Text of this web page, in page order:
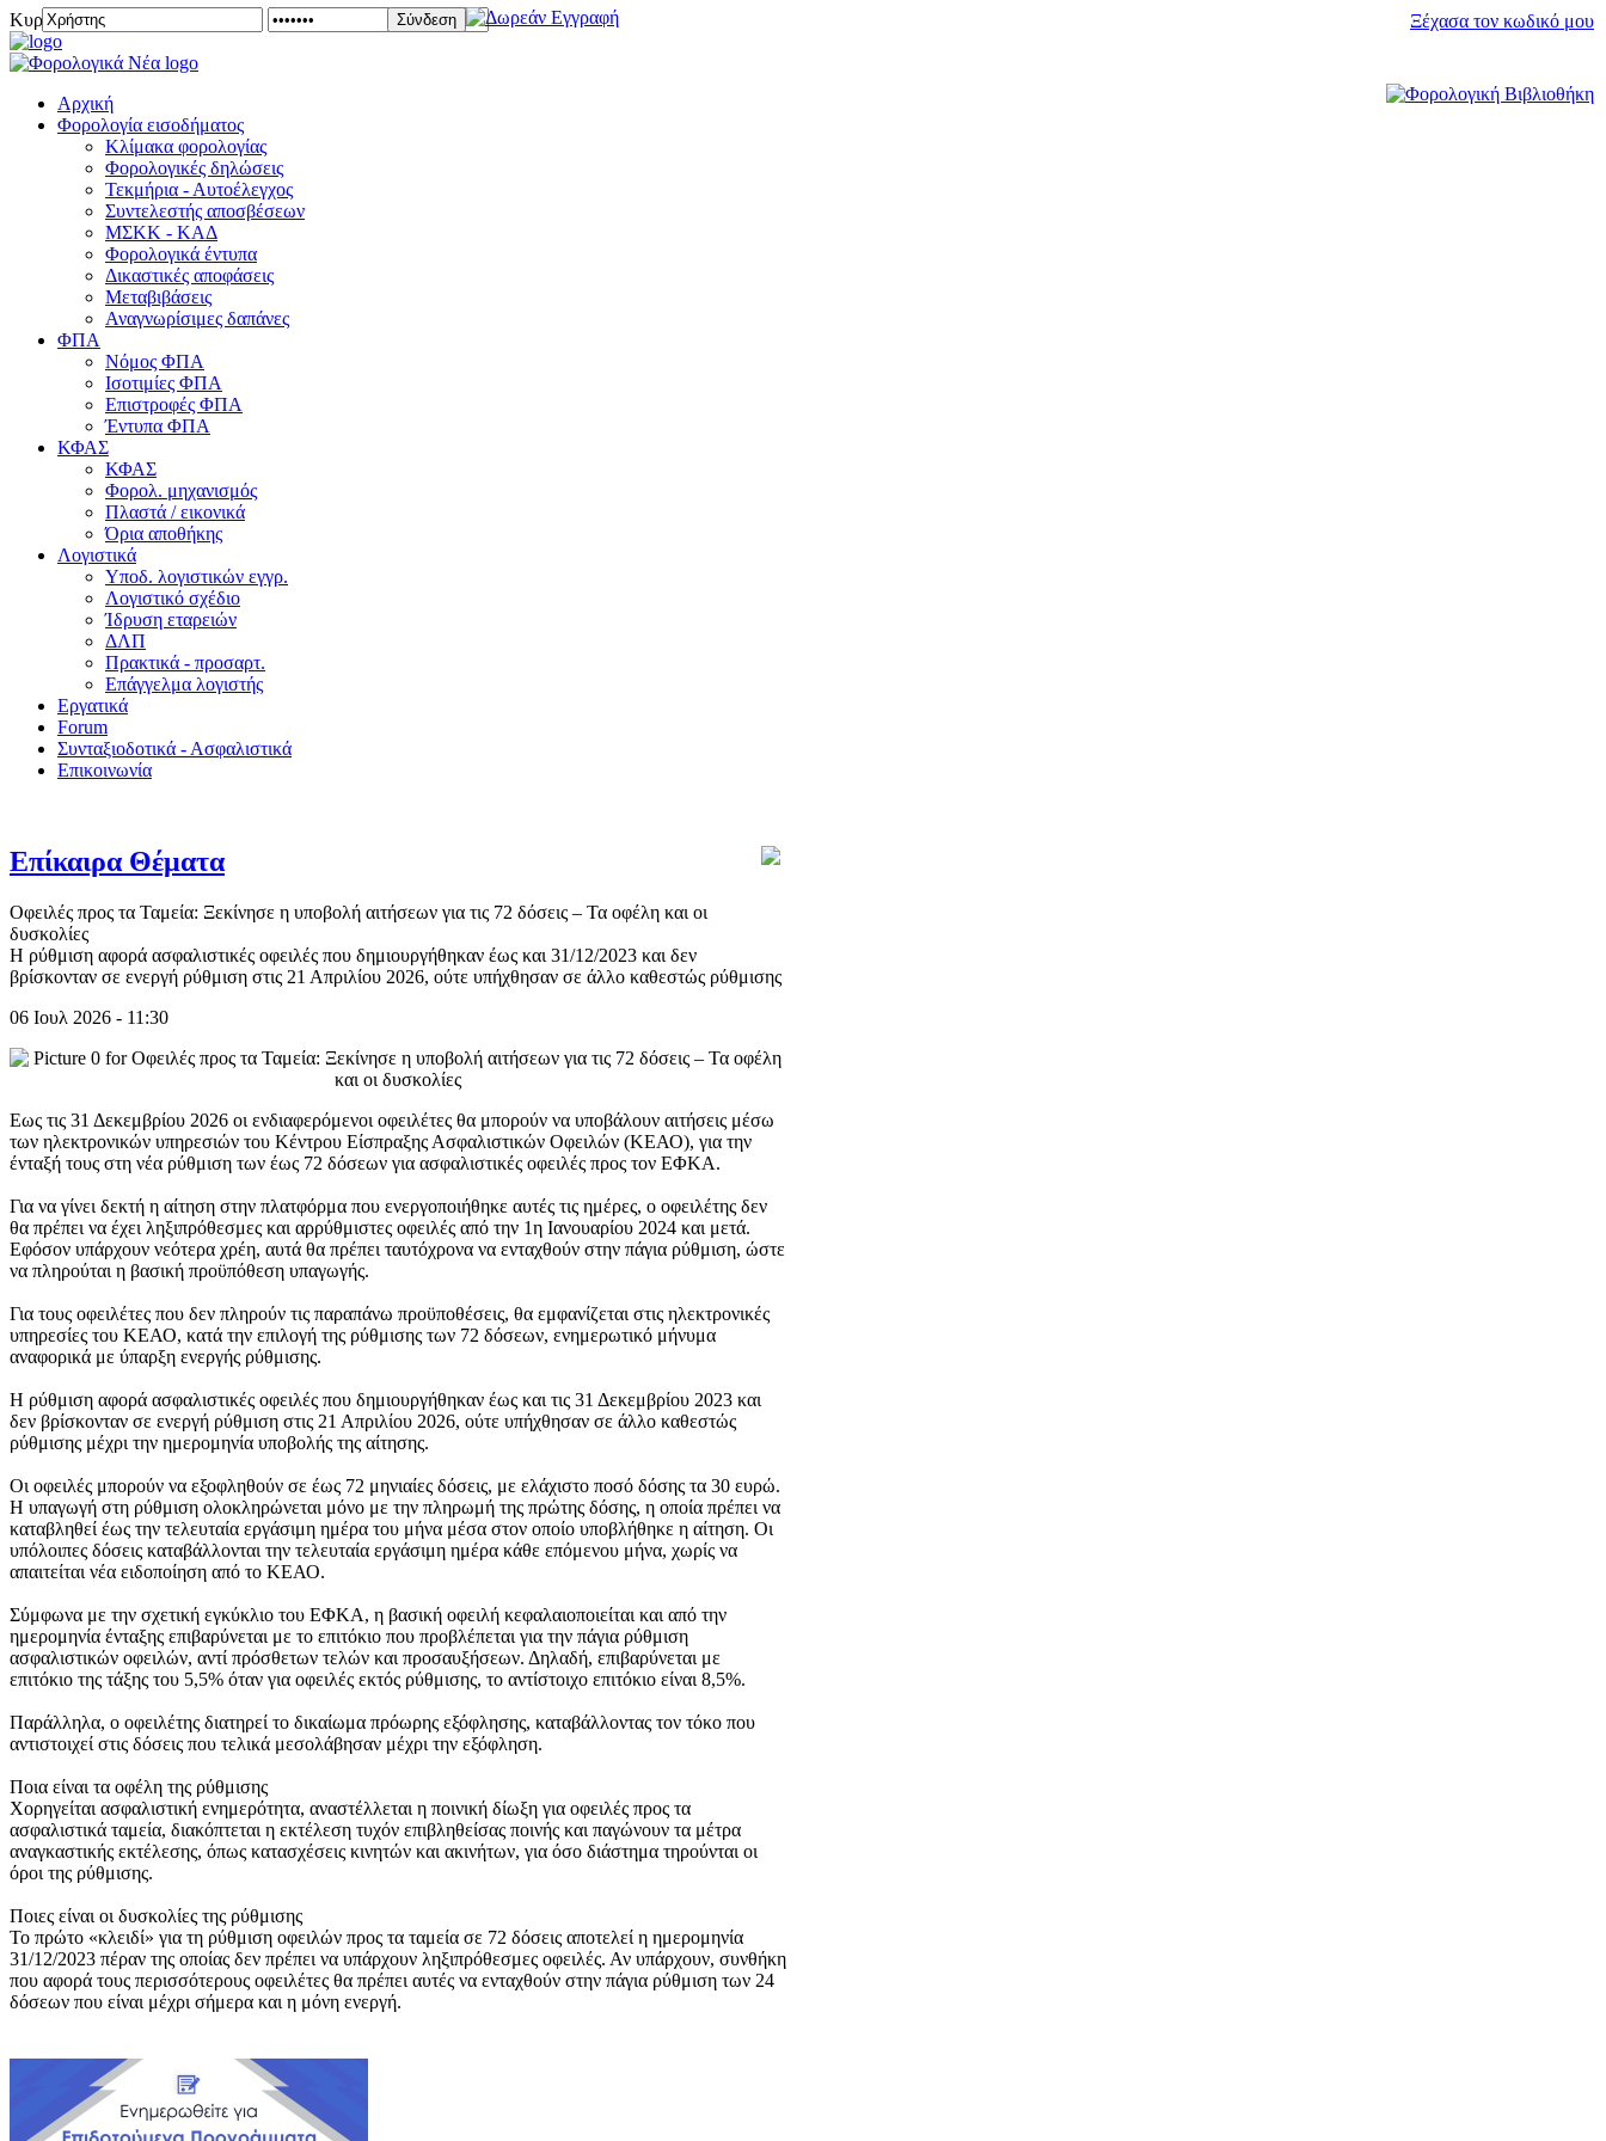
Κυριακή 09 Αυγούστου 2026
Αρχική
Φορολογία εισοδήματος
Κλίμακα φορολογίας
Φορολογικές δηλώσεις
Τεκμήρια - Αυτοέλεγχος
Συντελεστής αποσβέσεων
ΜΣKΚ - ΚΑΔ
Φορολογικά έντυπα
Δικαστικές αποφάσεις
Μεταβιβάσεις
Αναγνωρίσιμες δαπάνες
ΦΠΑ
Νόμος ΦΠΑ
Ισοτιμίες ΦΠΑ
Επιστροφές ΦΠΑ
Έντυπα ΦΠΑ
ΚΦΑΣ
ΚΦΑΣ
Φορολ. μηχανισμός
Πλαστά / εικονικά
Όρια αποθήκης
Λογιστικά
Υποδ. λογιστικών εγγρ.
Λογιστικό σχέδιο
Ίδρυση εταρειών
ΔΛΠ
Πρακτικά - προσαρτ.
Επάγγελμα λογιστής
Εργατικά
Forum
Συνταξιοδοτικά - Ασφαλιστικά
Επικοινωνία
Σύνδεση Ξέχασα τον κωδικό μου
Επίκαιρα Θέματα
Οφειλές προς τα Ταμεία: Ξεκίνησε η υποβολή αιτήσεων για τις 72 δόσεις – Τα οφέλη και οι
δυσκολίες
Η ρύθμιση αφορά ασφαλιστικές οφειλές που δημιουργήθηκαν έως και 31/12/2023 και δεν
βρίσκονταν σε ενεργή ρύθμιση στις 21 Απριλίου 2026, ούτε υπήχθησαν σε άλλο καθεστώς ρύθμισης
06 Ιουλ 2026 - 11:30
Εως τις 31 Δεκεμβρίου 2026 οι ενδιαφερόμενοι οφειλέτες θα μπορούν να υποβάλουν αιτήσεις μέσω
των ηλεκτρονικών υπηρεσιών του Κέντρου Είσπραξης Ασφαλιστικών Οφειλών (ΚΕΑΟ), για την
ένταξή τους στη νέα ρύθμιση των έως 72 δόσεων για ασφαλιστικές οφειλές προς τον ΕΦΚΑ.
Για να γίνει δεκτή η αίτηση στην πλατφόρμα που ενεργοποιήθηκε αυτές τις ημέρες, ο οφειλέτης δεν
θα πρέπει να έχει ληξιπρόθεσμες και αρρύθμιστες οφειλές από την 1η Ιανουαρίου 2024 και μετά.
Εφόσον υπάρχουν νεότερα χρέη, αυτά θα πρέπει ταυτόχρονα να ενταχθούν στην πάγια ρύθμιση, ώστε
να πληρούται η βασική προϋπόθεση υπαγωγής.
Για τους οφειλέτες που δεν πληρούν τις παραπάνω προϋποθέσεις, θα εμφανίζεται στις ηλεκτρονικές
υπηρεσίες του ΚΕΑΟ, κατά την επιλογή της ρύθμισης των 72 δόσεων, ενημερωτικό μήνυμα
αναφορικά με ύπαρξη ενεργής ρύθμισης.
Η ρύθμιση αφορά ασφαλιστικές οφειλές που δημιουργήθηκαν έως και τις 31 Δεκεμβρίου 2023 και
δεν βρίσκονταν σε ενεργή ρύθμιση στις 21 Απριλίου 2026, ούτε υπήχθησαν σε άλλο καθεστώς
ρύθμισης μέχρι την ημερομηνία υποβολής της αίτησης.
Οι οφειλές μπορούν να εξοφληθούν σε έως 72 μηνιαίες δόσεις, με ελάχιστο ποσό δόσης τα 30 ευρώ.
Η υπαγωγή στη ρύθμιση ολοκληρώνεται μόνο με την πληρωμή της πρώτης δόσης, η οποία πρέπει να
καταβληθεί έως την τελευταία εργάσιμη ημέρα του μήνα μέσα στον οποίο υποβλήθηκε η αίτηση. Οι
υπόλοιπες δόσεις καταβάλλονται την τελευταία εργάσιμη ημέρα κάθε επόμενου μήνα, χωρίς να
απαιτείται νέα ειδοποίηση από το ΚΕΑΟ.
Σύμφωνα με την σχετική εγκύκλιο του ΕΦΚΑ, η βασική οφειλή κεφαλαιοποιείται και από την
ημερομηνία ένταξης επιβαρύνεται με το επιτόκιο που προβλέπεται για την πάγια ρύθμιση
ασφαλιστικών οφειλών, αντί πρόσθετων τελών και προσαυξήσεων. Δηλαδή, επιβαρύνεται με
επιτόκιο της τάξης του 5,5% όταν για οφειλές εκτός ρύθμισης, το αντίστοιχο επιτόκιο είναι 8,5%.
Παράλληλα, ο οφειλέτης διατηρεί το δικαίωμα πρόωρης εξόφλησης, καταβάλλοντας τον τόκο που
αντιστοιχεί στις δόσεις που τελικά μεσολάβησαν μέχρι την εξόφληση.
Ποια είναι τα οφέλη της ρύθμισης
Χορηγείται ασφαλιστική ενημερότητα, αναστέλλεται η ποινική δίωξη για οφειλές προς τα
ασφαλιστικά ταμεία, διακόπτεται η εκτέλεση τυχόν επιβληθείσας ποινής και παγώνουν τα μέτρα
αναγκαστικής εκτέλεσης, όπως κατασχέσεις κινητών και ακινήτων, για όσο διάστημα τηρούνται οι
όροι της ρύθμισης.
Ποιες είναι οι δυσκολίες της ρύθμισης
Το πρώτο «κλειδί» για τη ρύθμιση οφειλών προς τα ταμεία σε 72 δόσεις αποτελεί η ημερομηνία
31/12/2023 πέραν της οποίας δεν πρέπει να υπάρχουν ληξιπρόθεσμες οφειλές. Αν υπάρχουν, συνθήκη
που αφορά τους περισσότερους οφειλέτες θα πρέπει αυτές να ενταχθούν στην πάγια ρύθμιση των 24
δόσεων που είναι μέχρι σήμερα και η μόνη ενεργή.